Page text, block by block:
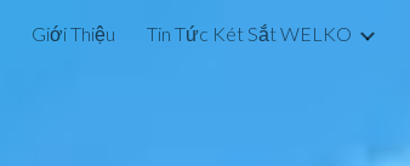
Skip to navigation
Giới Thiệu Tin Tức Két Sắt WELKO